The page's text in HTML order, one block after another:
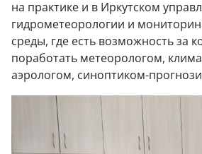
на практике и в Иркутском
гидрометеорологии и
среды, где есть возможность за
поработать метеорологом,
аэрологом, синоптиком-